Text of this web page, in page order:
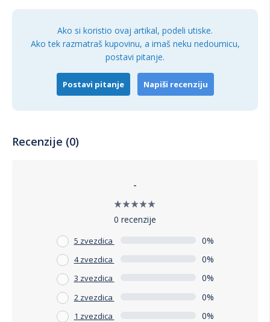
Precizan senzor visoke rezolucije
Kompaktan i lagan dizajn
Za koga je namenjen:
Kancelarijski i poslovni korisnici
Studenti i rad od kuće
Svi koji žele tih i praktičan miš
Ako si koristio ovaj artikal, podeli utiske.
Ako tek razmatraš kupovinu, a imaš neku nedoumicu,
postavi pitanje.
Postavi pitanje Napiši recenziju
Recenzije (0)
-
0 recenzije
5 zvezdica 0%
4 zvezdica 0%
3 zvezdica 0%
2 zvezdica 0%
1 zvezdica 0%